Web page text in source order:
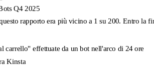
Q4 2025
rapporto era più vicino a 1 su 200. Entro la
carrello" effettuate da un bot nell'arco di 24 ore
Kinsta